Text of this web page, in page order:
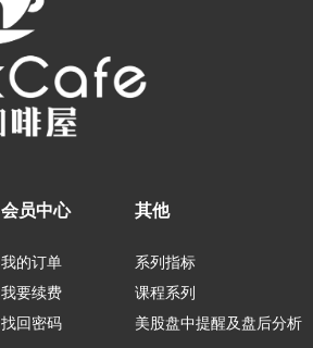
会员中心
我的订单
我要续费
找回密码
其他
系列指标
课程系列
美股盘中提醒及盘后分析